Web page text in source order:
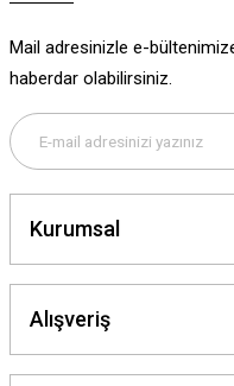
Bu ürüne benzer farklı
Mail adresinizle e-
haberdar olabilirsiniz.
Kurumsal
Alışveriş